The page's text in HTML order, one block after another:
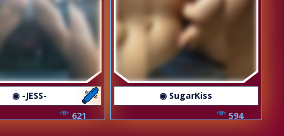
◉ -JESS-
621
◉ SugarKiss
594